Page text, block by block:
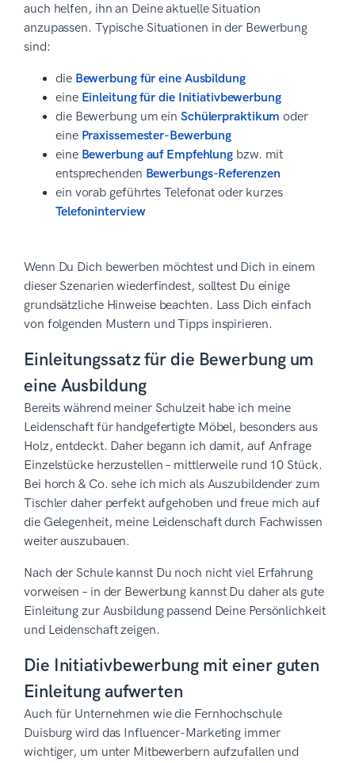
auch helfen, ihn an Deine aktuelle Situation
anzupassen. Typische Situationen in der Bewerbung
sind:
die Bewerbung für eine Ausbildung
eine Einleitung für die Initiativbewerbung
die Bewerbung um ein Schülerpraktikum oder
eine Praxissemester-Bewerbung
eine Bewerbung auf Empfehlung bzw. mit
entsprechenden Bewerbungs-Referenzen
ein vorab geführtes Telefonat oder kurzes
Telefoninterview
Wenn Du Dich bewerben möchtest und Dich in einem
dieser Szenarien wiederfindest, solltest Du einige
grundsätzliche Hinweise beachten. Lass Dich einfach
von folgenden Mustern und Tipps inspirieren.
Einleitungssatz für die Bewerbung um
eine Ausbildung
Bereits während meiner Schulzeit habe ich meine
Leidenschaft für handgefertigte Möbel, besonders aus
Holz, entdeckt. Daher begann ich damit, auf Anfrage
Einzelstücke herzustellen – mittlerweile rund 10 Stück.
Bei horch & Co. sehe ich mich als Auszubildender zum
Tischler daher perfekt aufgehoben und freue mich auf
die Gelegenheit, meine Leidenschaft durch Fachwissen
weiter auszubauen.
Nach der Schule kannst Du noch nicht viel Erfahrung
vorweisen – in der Bewerbung kannst Du daher als gute
Einleitung zur Ausbildung passend Deine Persönlichkeit
und Leidenschaft zeigen.
Die Initiativbewerbung mit einer guten
Einleitung aufwerten
Auch für Unternehmen wie die Fernhochschule
Duisburg wird das Influencer-Marketing immer
wichtiger, um unter Mitbewerbern aufzufallen und